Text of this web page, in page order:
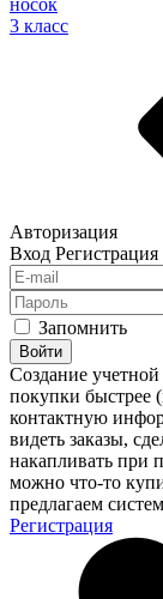
носок
3 класс
Авторизация
Вход Регистрация
Запомнить
Войти
Создание
покупки быстрее
контактную
видеть заказы,
накапливать при
можно что-то
предлагаем
Регистрация